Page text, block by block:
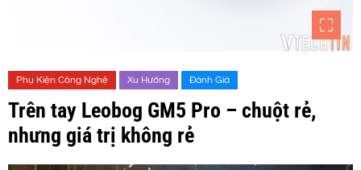
Phụ Kiện Công Nghệ Xu Hướng Đánh Giá
Trên tay Leobog GM5 Pro – chuột rẻ,
nhưng giá trị không rẻ